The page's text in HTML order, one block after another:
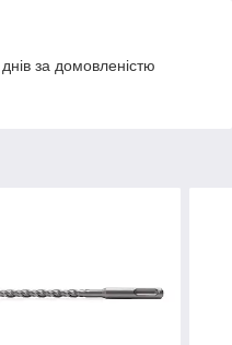
за домовленістю